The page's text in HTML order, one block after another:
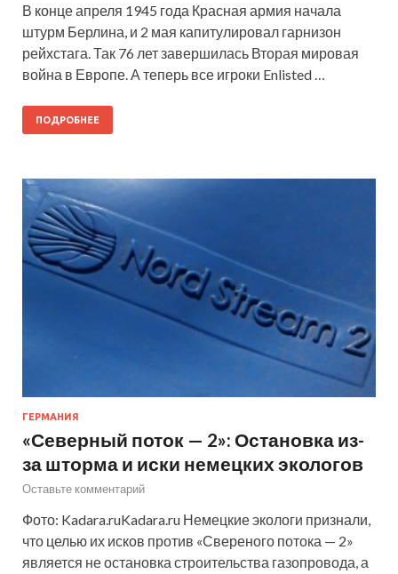
В конце апреля 1945 года Красная армия начала
штурм Берлина, и 2 мая капитулировал гарнизон
рейхстага. Так 76 лет завершилась Вторая мировая
война в Европе. А теперь все игроки Enlisted …
ПОДРОБНЕЕ
ГЕРМАНИЯ
«Северный поток — 2»: Остановка из-
за шторма и иски немецких экологов
Оставьте комментарий
Фото: Kadara.ruKadara.ru Немецкие экологи признали,
что целью их исков против «Свереного потока — 2»
является не остановка строительства газопровода, а